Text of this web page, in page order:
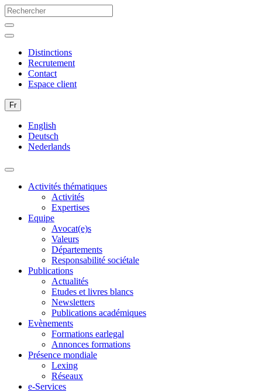
Distinctions
Recrutement
Contact
Espace client
Fr
English
Deutsch
Nederlands
Activités thématiques
Activités
Expertises
Equipe
Avocat(e)s
Valeurs
Départements
Responsabilité sociétale
Publications
Actualités
Etudes et livres blancs
Newsletters
Publications académiques
Evènements
Formations earlegal
Annonces formations
Présence mondiale
Lexing
Réseaux
e-Services